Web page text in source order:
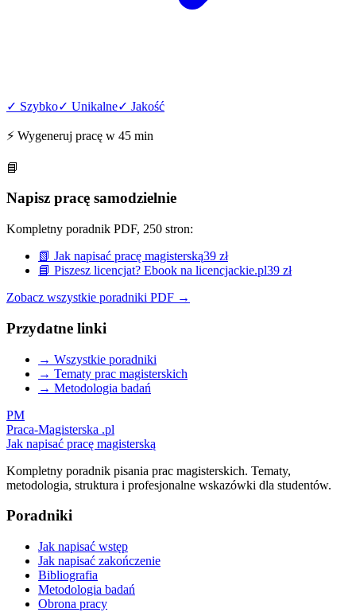
✓ Szybko✓ Unikalne✓ Jakość
⚡ Wygeneruj pracę w 45 min
📘
Napisz pracę samodzielnie
Kompletny poradnik PDF, 250 stron:
📗 Jak napisać pracę magisterską39 zł
📘 Piszesz licencjat? Ebook na licencjackie.pl39 zł
Zobacz wszystkie poradniki PDF →
Przydatne linki
→ Wszystkie poradniki
→ Tematy prac magisterskich
→ Metodologia badań
PM
Praca-Magisterska .pl
Jak napisać pracę magisterską
Kompletny poradnik pisania prac magisterskich. Tematy,
metodologia, struktura i profesjonalne wskazówki dla studentów.
Poradniki
Jak napisać wstęp
Jak napisać zakończenie
Bibliografia
Metodologia badań
Obrona pracy